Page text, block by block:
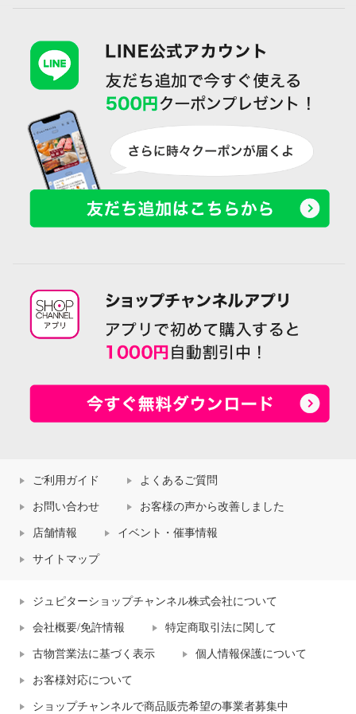
ご利用ガイド よくあるご質問
お問い合わせ お客様の声から改善しました
店舗情報 イベント・催事情報
サイトマップ
ジュピターショップチャンネル株式会社について
会社概要/免許情報 特定商取引法に関して
古物営業法に基づく表示 個人情報保護について
お客様対応について
ショップチャンネルで商品販売希望の事業者募集中